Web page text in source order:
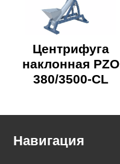
Центрифуга
наклонная PZO
380/3500-CL
Навигация